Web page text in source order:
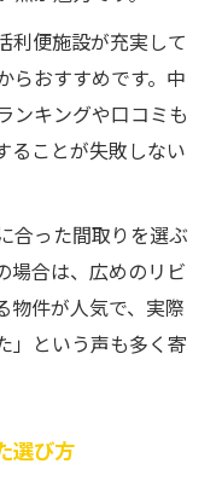
利便施設が充実して
らおすすめです。中
ンキングや口コミも
ることが失敗しない
合った間取りを選ぶ
場合は、広めのリビ
物件が人気で、実際
」という声も多く寄
選び方